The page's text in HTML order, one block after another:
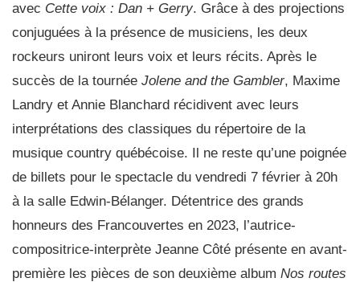
avec Cette voix : Dan + Gerry. Grâce à des projections
conjuguées à la présence de musiciens, les deux
rockeurs uniront leurs voix et leurs récits. Après le
succès de la tournée Jolene and the Gambler, Maxime
Landry et Annie Blanchard récidivent avec leurs
interprétations des classiques du répertoire de la
musique country québécoise. Il ne reste qu’une poignée
de billets pour le spectacle du vendredi 7 février à 20h
à la salle Edwin-Bélanger. Détentrice des grands
honneurs des Francouvertes en 2023, l’autrice-
compositrice-interprète Jeanne Côté présente en avant-
première les pièces de son deuxième album Nos routes